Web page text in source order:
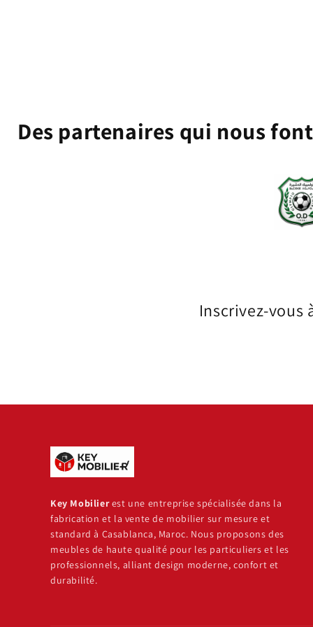
Des partenaires qui nous
Inscrivez-vous
Key Mobilierest une entreprise spécialisée dans la
fabrication et la vente de mobilier sur mesure et
standard à Casablanca, Maroc. Nous proposons des
meubles de haute qualité pour les particuliers et les
professionnels, alliant design moderne, confort et
durabilité.